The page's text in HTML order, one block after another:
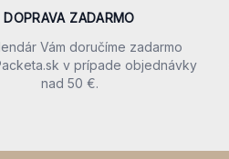
DOPRAVA ZADARMO
Vám doručíme zadarmo
v prípade objednávky
nad 50 €.